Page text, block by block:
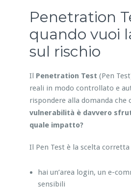
Penetration
quando vuoi
sul rischio
Il Penetration Test (Pen
reali in modo controllato e
rispondere alla domanda che
vulnerabilità è davvero
quale impatto?
Il Pen Test è la scelta corretta
hai un’area login, un e-
sensibili